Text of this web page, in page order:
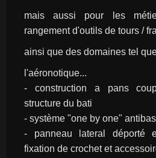
mais aussi pour les
rangement d'outils de tours /
ainsi que des domaines tel
l'aéronotique...
- construction a pans
structure du bati
- système "one by one"
- panneau lateral déporté
fixation de crochet et